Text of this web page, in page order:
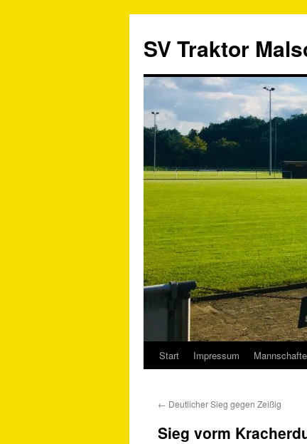
SV Traktor
Springe
Inhalt
Start Impressum
← Deutlicher Sieg gegen Zeißig
Sieg vorm